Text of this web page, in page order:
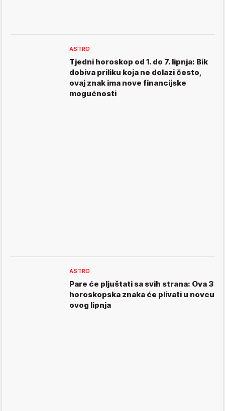
ASTRO
Tjedni horoskop od 1. do 7. lipnja: Bik
dobiva priliku koja ne dolazi često,
ovaj znak ima nove financijske
mogućnosti
ASTRO
Pare će pljuštati sa svih strana: Ova 3
horoskopska znaka će plivati u novcu
ovog lipnja